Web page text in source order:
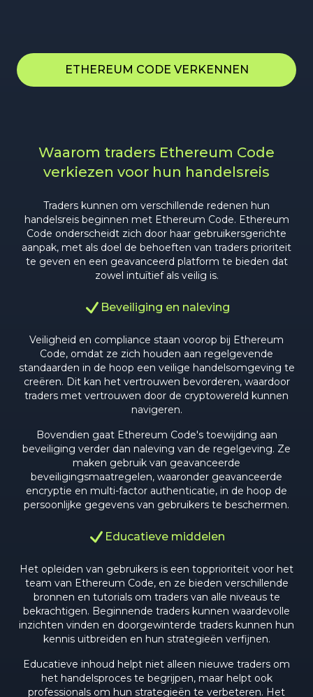
ETHEREUM CODE VERKENNEN
Waarom traders Ethereum Code
verkiezen voor hun handelsreis
Traders kunnen om verschillende redenen hun
handelsreis beginnen met Ethereum Code. Ethereum
Code onderscheidt zich door haar gebruikersgerichte
aanpak, met als doel de behoeften van traders prioriteit
te geven en een geavanceerd platform te bieden dat
zowel intuïtief als veilig is.
Beveiliging en naleving
Veiligheid en compliance staan voorop bij Ethereum
Code, omdat ze zich houden aan regelgevende
standaarden in de hoop een veilige handelsomgeving te
creëren. Dit kan het vertrouwen bevorderen, waardoor
traders met vertrouwen door de cryptowereld kunnen
navigeren.
Bovendien gaat Ethereum Code's toewijding aan
beveiliging verder dan naleving van de regelgeving. Ze
maken gebruik van geavanceerde
beveiligingsmaatregelen, waaronder geavanceerde
encryptie en multi-factor authenticatie, in de hoop de
persoonlijke gegevens van gebruikers te beschermen.
Educatieve middelen
Het opleiden van gebruikers is een topprioriteit voor het
team van Ethereum Code, en ze bieden verschillende
bronnen en tutorials om traders van alle niveaus te
bekrachtigen. Beginnende traders kunnen waardevolle
inzichten vinden en doorgewinterde traders kunnen hun
kennis uitbreiden en hun strategieën verfijnen.
Educatieve inhoud helpt niet alleen nieuwe traders om
het handelsproces te begrijpen, maar helpt ook
professionals om hun strategieën te verbeteren. Het